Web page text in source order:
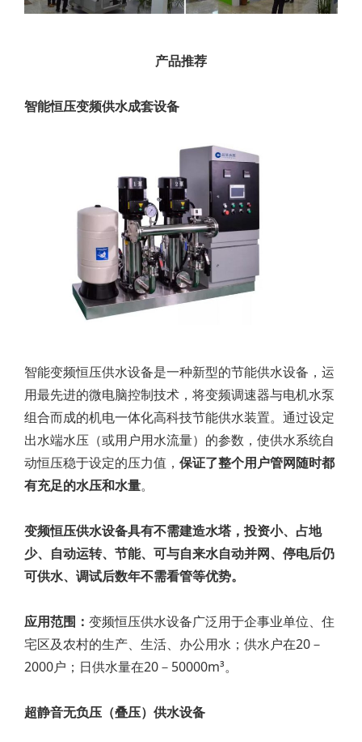
产品推荐
智能恒压变频供水成套设备
智能变频恒压供水设备是一种新型的节能供水设备，运
用最先进的微电脑控制技术，将变频调速器与电机水泵
组合而成的机电一体化高科技节能供水装置。通过设定
出水端水压（或用户用水流量）的参数，使供水系统自
动恒压稳于设定的压力值， 保证了整个用户管网随时都
有充足的水压和水量。
变频恒压供水设备具有不需建造水塔，投资小、占地
少、自动运转、节能、可与自来水自动并网、停电后仍
可供水、调试后数年不需看管等优势。
应用范围： 变频恒压供水设备广泛用于企事业单位、住
宅区及农村的生产、生活、办公用水；供水户在20－
2000户；日供水量在20－50000m³。
超静音无负压（叠压）供水设备